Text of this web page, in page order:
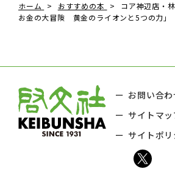
ホーム おすすめの本
コア神辺店・
お金の大冒険 黄金のライオンと5つの力」
お問い合わ
サイトマッ
サイトポリ